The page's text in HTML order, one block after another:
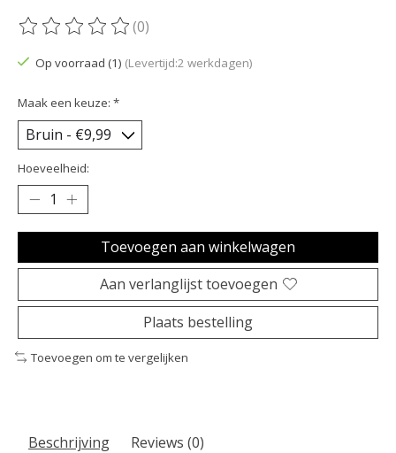
De beoordeling van dit product is
(0)
Op voorraad (1) (Levertijd:2 werkdagen)
Maak een keuze: *
Hoeveelheid:
Toevoegen aan winkelwagen
Aan verlanglijst toevoegen
Plaats bestelling
Toevoegen om te vergelijken
Beschrijving Reviews (0)